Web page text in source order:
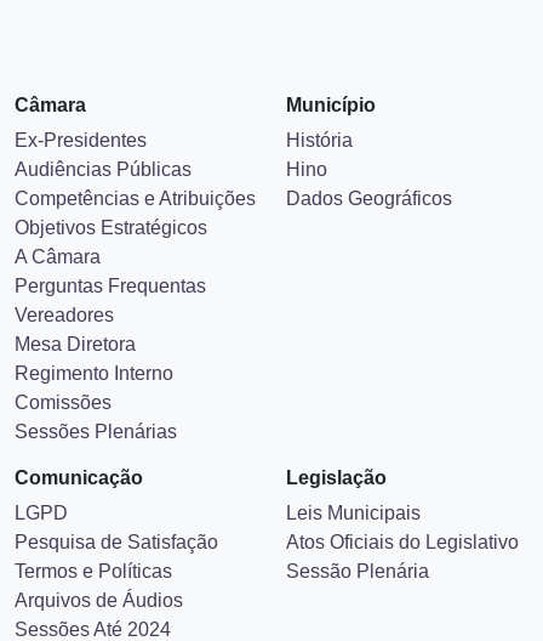
Câmara
Ex-Presidentes
Audiências Públicas
Competências e Atribuições
Objetivos Estratégicos
A Câmara
Perguntas Frequentas
Vereadores
Mesa Diretora
Regimento Interno
Comissões
Sessões Plenárias
Município
História
Hino
Dados Geográficos
Comunicação
LGPD
Pesquisa de Satisfação
Termos e Políticas
Arquivos de Áudios
Sessões Até 2024
Legislação
Leis Municipais
Atos Oficiais do Legislativo
Sessão Plenária